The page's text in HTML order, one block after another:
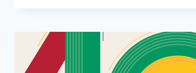
KIESSELBACH
PREIS